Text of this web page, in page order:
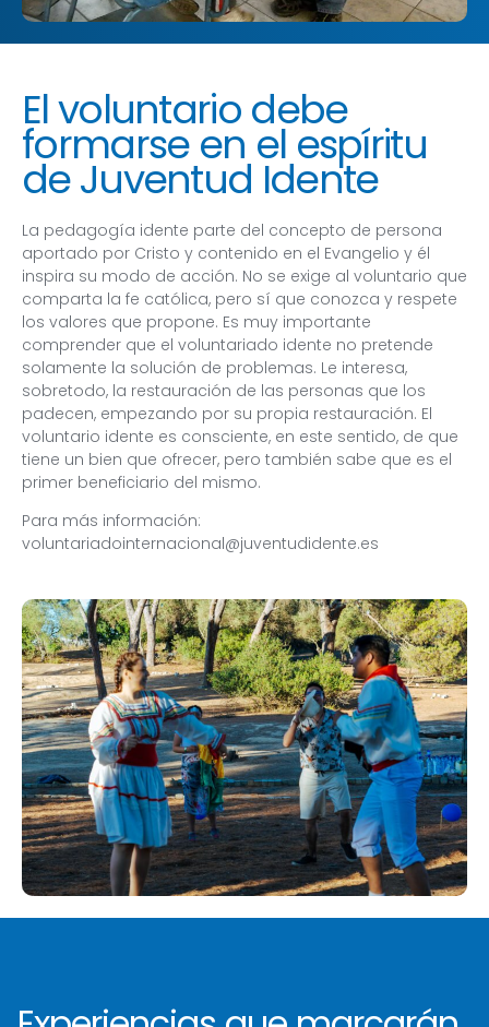
El voluntario debe
formarse en el espíritu
de Juventud Idente
La pedagogía idente parte del concepto de persona
aportado por Cristo y contenido en el Evangelio y él
inspira su modo de acción. No se exige al voluntario que
comparta la fe católica, pero sí que conozca y respete
los valores que propone. Es muy importante
comprender que el voluntariado idente no pretende
solamente la solución de problemas. Le interesa,
sobretodo, la restauración de las personas que los
padecen, empezando por su propia restauración. El
voluntario idente es consciente, en este sentido, de que
tiene un bien que ofrecer, pero también sabe que es el
primer beneficiario del mismo.
Para más información:
voluntariadointernacional@juventudidente.es